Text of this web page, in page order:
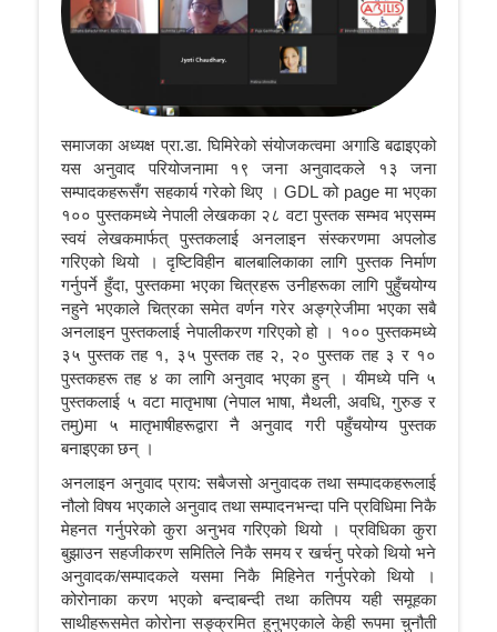
समाजका अध्यक्ष प्रा.डा. घिमिरेको संयोजकत्वमा अगाडि बढाइएको
यस अनुवाद परियोजनामा १९ जना अनुवादकले १३ जना
सम्पादकहरूसँग सहकार्य गरेको थिए । GDL को page मा भएका
१०० पुस्तकमध्ये नेपाली लेखकका २८ वटा पुस्तक सम्भव भएसम्म
स्वयं लेखकमार्फत् पुस्तकलाई अनलाइन संस्करणमा अपलोड
गरिएको थियो । दृष्टिविहीन बालबालिकाका लागि पुस्तक निर्माण
गर्नुपर्ने हुँदा, पुस्तकमा भएका चित्रहरू उनीहरूका लागि पुहुँचयोग्य
नहुने भएकाले चित्रका समेत वर्णन गरेर अङ्ग्रेजीमा भएका सबै
अनलाइन पुस्तकलाई नेपालीकरण गरिएको हो । १०० पुस्तकमध्ये
३५ पुस्तक तह १, ३५ पुस्तक तह २, २० पुस्तक तह ३ र १०
पुस्तकहरू तह ४ का लागि अनुवाद भएका हुन् । यीमध्ये पनि ५
पुस्तकलाई ५ वटा मातृभाषा (नेपाल भाषा, मैथली, अवधि, गुरुङ र
तमु)मा ५ मातृभाषीहरूद्वारा नै अनुवाद गरी पहुँचयोग्य पुस्तक
बनाइएका छन् ।
अनलाइन अनुवाद प्राय: सबैजसो अनुवादक तथा सम्पादकहरूलाई
नौलो विषय भएकाले अनुवाद तथा सम्पादनभन्दा पनि प्रविधिमा निकै
मेहनत गर्नुपरेको कुरा अनुभव गरिएको थियो । प्रविधिका कुरा
बुझाउन सहजीकरण समितिले निकै समय र खर्चनु परेको थियो भने
अनुवादक/सम्पादकले यसमा निकै मिहिनेत गर्नुपरेको थियो ।
कोरोनाका करण भएको बन्दाबन्दी तथा कतिपय यही समूहका
साथीहरूसमेत कोरोना सङ्क्रमित हुनुभएकाले केही रूपमा चुनौती